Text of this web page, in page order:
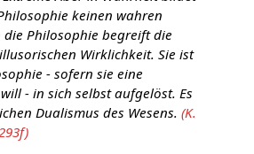
keinen wahren
die Philosophie begreift die
Wirklichkeit. Sie ist
- sofern sie eine
- in sich selbst aufgelöst. Es
Dualismus des Wesens. (K.